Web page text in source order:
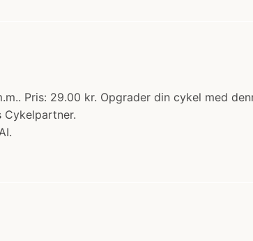
Pris: 29.00 kr. Opgrader din cykel med
Cykelpartner.